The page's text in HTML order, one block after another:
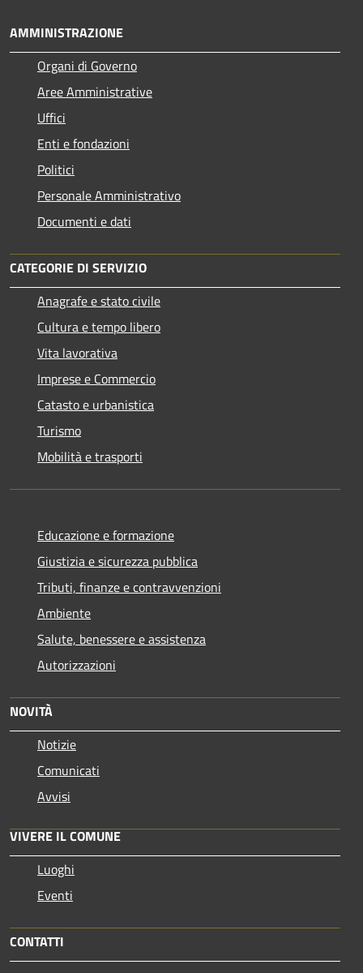
AMMINISTRAZIONE
Organi di Governo
Aree Amministrative
Uffici
Enti e fondazioni
Politici
Personale Amministrativo
Documenti e dati
CATEGORIE DI SERVIZIO
Anagrafe e stato civile
Cultura e tempo libero
Vita lavorativa
Imprese e Commercio
Catasto e urbanistica
Turismo
Mobilità e trasporti
Educazione e formazione
Giustizia e sicurezza pubblica
Tributi, finanze e contravvenzioni
Ambiente
Salute, benessere e assistenza
Autorizzazioni
NOVITÀ
Notizie
Comunicati
Avvisi
VIVERE IL COMUNE
Luoghi
Eventi
CONTATTI